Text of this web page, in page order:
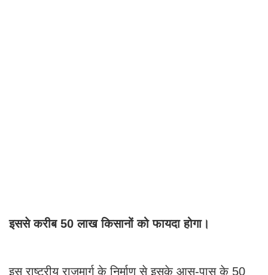
इससे करीब 50 लाख किसानों को फायदा होगा।
इस राष्ट्रीय राजमार्ग के निर्माण से इसके आस-पास के 50